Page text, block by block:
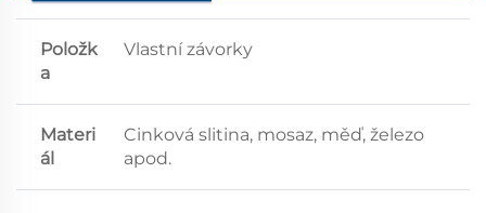
Položk
a
Vlastní závorky
Materi
ál
Cinková slitina, mosaz, měď, železo
apod.